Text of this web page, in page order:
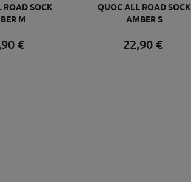
ROAD SOCK
M
90€
QUOC ALL ROAD SOCK
AMBER S
22,90€